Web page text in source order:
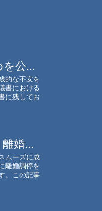
公...
的な不安を
書における
に残してお
離婚...
ムーズに成
離婚調停を
。この記事